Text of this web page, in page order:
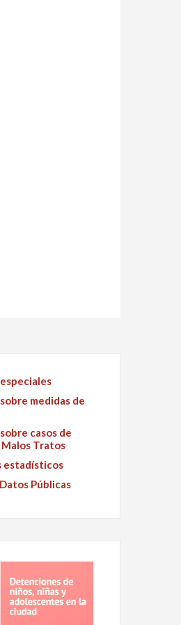
medidas de
casos de
Tratos
estadísticos
Públicas